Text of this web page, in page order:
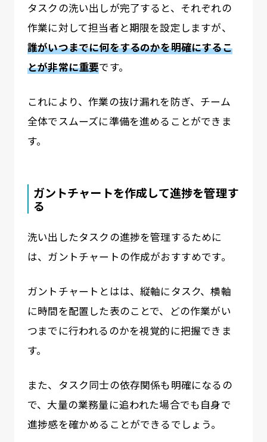
タスクの洗い出しが完了すると、それぞれの
作業に対して担当者と期限を設定しますが、
誰がいつまでに何をするのかを明確にするこ
とが非常に重要です。
これにより、作業の抜け漏れを防ぎ、チーム
全体でスムーズに準備を進めることができま
す。
ガントチャートを作成して進捗を管理す
る
洗い出したタスクの進捗を管理するために
は、ガントチャートの作成がおすすめです。
ガントチャートとはは、縦軸にタスク、横軸
に時間を配置した表のことで、どの作業がい
つまでに行われるのかを視覚的に把握できま
す。
また、タスク同士の依存関係も明確になるの
で、大量の業務量に追われた場合でも自身で
進捗感を確かめることができるでしょう。